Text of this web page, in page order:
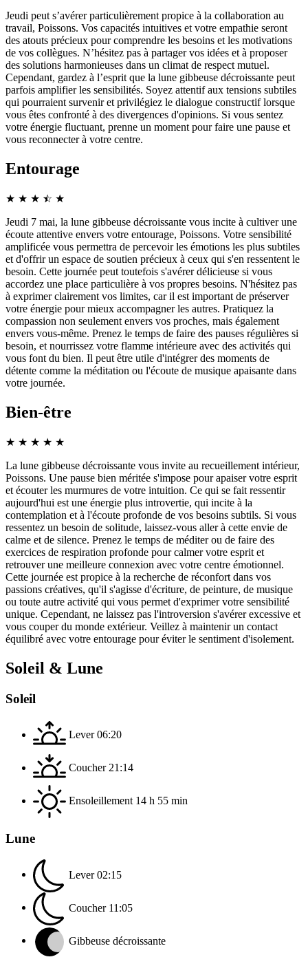
Jeudi peut s’avérer particulièrement propice à la collaboration au
travail, Poissons. Vos capacités intuitives et votre empathie seront
des atouts précieux pour comprendre les besoins et les motivations
de vos collègues. N’hésitez pas à partager vos idées et à proposer
des solutions harmonieuses dans un climat de respect mutuel.
Cependant, gardez à l’esprit que la lune gibbeuse décroissante peut
parfois amplifier les sensibilités. Soyez attentif aux tensions subtiles
qui pourraient survenir et privilégiez le dialogue constructif lorsque
vous êtes confronté à des divergences d'opinions. Si vous sentez
votre énergie fluctuant, prenne un moment pour faire une pause et
vous reconnecter à votre centre.
Entourage
★ ★ ★ ☆
★ ★
Jeudi 7 mai, la lune gibbeuse décroissante vous incite à cultiver une
écoute attentive envers votre entourage, Poissons. Votre sensibilité
amplificée vous permettra de percevoir les émotions les plus subtiles
et d'offrir un espace de soutien précieux à ceux qui s'en ressentent le
besoin. Cette journée peut toutefois s'avérer délicieuse si vous
accordez une place particulière à vos propres besoins. N'hésitez pas
à exprimer clairement vos limites, car il est important de préserver
votre énergie pour mieux accompagner les autres. Pratiquez la
compassion non seulement envers vos proches, mais également
envers vous-même. Prenez le temps de faire des pauses régulières si
besoin, et nourrissez votre flamme intérieure avec des activités qui
vous font du bien. Il peut être utile d'intégrer des moments de
détente comme la méditation ou l'écoute de musique apaisante dans
votre journée.
Bien-être
★ ★ ★ ★ ★
La lune gibbeuse décroissante vous invite au recueillement intérieur,
Poissons. Une pause bien méritée s'impose pour apaiser votre esprit
et écouter les murmures de votre intuition. Ce qui se fait ressentir
aujourd'hui est une énergie plus introvertie, qui incite à la
contemplation et à l'écoute profonde de vos besoins subtils. Si vous
ressentez un besoin de solitude, laissez-vous aller à cette envie de
calme et de silence. Prenez le temps de méditer ou de faire des
exercices de respiration profonde pour calmer votre esprit et
retrouver une meilleure connexion avec votre centre émotionnel.
Cette journée est propice à la recherche de réconfort dans vos
passions créatives, qu'il s'agisse d'écriture, de peinture, de musique
ou toute autre activité qui vous permet d'exprimer votre sensibilité
unique. Cependant, ne laissez pas l'introversion s'avérer excessive et
vous couper du monde extérieur. Veillez à maintenir un contact
équilibré avec votre entourage pour éviter le sentiment d'isolement.
Soleil & Lune
Soleil
Lever 06:20
Coucher 21:14
Ensoleillement 14 h 55 min
Lune
Lever 02:15
Coucher 11:05
Gibbeuse décroissante